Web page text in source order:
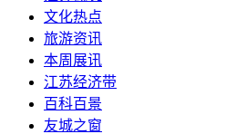
文化热点
旅游资讯
本周展讯
江苏经济带
百科百景
友城之窗